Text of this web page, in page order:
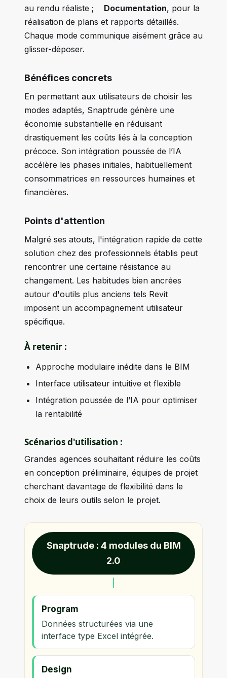
au rendu réaliste ; Documentation, pour la
réalisation de plans et rapports détaillés.
Chaque mode communique aisément grâce au
glisser-déposer.
Bénéfices concrets
En permettant aux utilisateurs de choisir les
modes adaptés, Snaptrude génère une
économie substantielle en réduisant
drastiquement les coûts liés à la conception
précoce. Son intégration poussée de l’IA
accélère les phases initiales, habituellement
consommatrices en ressources humaines et
financières.
Points d'attention
Malgré ses atouts, l'intégration rapide de cette
solution chez des professionnels établis peut
rencontrer une certaine résistance au
changement. Les habitudes bien ancrées
autour d'outils plus anciens tels Revit
imposent un accompagnement utilisateur
spécifique.
À retenir :
Approche modulaire inédite dans le BIM
Interface utilisateur intuitive et flexible
Intégration poussée de l’IA pour optimiser
la rentabilité
Scénarios d'utilisation :
Grandes agences souhaitant réduire les coûts
en conception préliminaire, équipes de projet
cherchant davantage de flexibilité dans le
choix de leurs outils selon le projet.
Snaptrude : 4 modules du BIM
2.0
Program
Données structurées via une
interface type Excel intégrée.
Design